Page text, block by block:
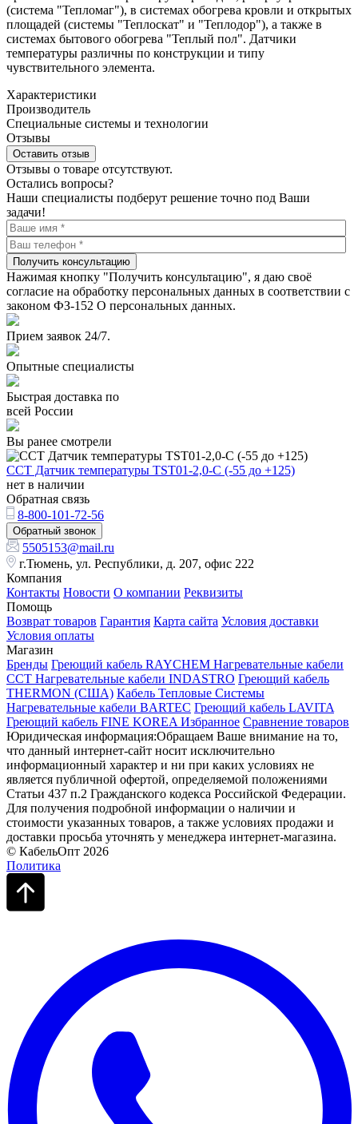
(система "Тепломаг"), в системах обогрева кровли и открытых
площадей (системы "Теплоскат" и "Теплодор"), а также в
системах бытового обогрева "Теплый пол". Датчики
температуры различны по конструкции и типу
чувствительного элемента.
Характеристики
Производитель
Специальные системы и технологии
Отзывы
Оставить отзыв
Отзывы о товаре отсутствуют.
Остались вопросы?
Наши специалисты подберут решение точно под Ваши
задачи!
Получить консультацию
Нажимая кнопку "Получить консультацию", я даю своё
согласие на обработку персональных данных в соответствии с
законом ФЗ-152 О персональных данных.
Прием заявок 24/7.
Опытные специалисты
Быстрая доставка по
всей России
Вы ранее смотрели
ССТ Датчик температуры TST01-2,0-С (-55 до +125)
нет в наличии
Обратная связь
8-800-101-72-56
Обратный звонок
5505153@mail.ru
г.Тюмень, ул. Республики, д. 207, офис 222
Компания
Контакты Новости О компании Реквизиты
Помощь
Возврат товаров Гарантия Карта сайта Условия доставки
Условия оплаты
Магазин
Бренды Греющий кабель RAYCHEM Нагревательные кабели
ССТ Нагревательные кабели INDASTRO Греющий кабель
THERMON (США) Кабель Тепловые Системы
Нагревательные кабели BARTEC Греющий кабель LAVITA
Греющий кабель FINE KOREA Избранное Сравнение товаров
Юридическая информация:Обращаем Ваше внимание на то,
что данный интернет-сайт носит исключительно
информационный характер и ни при каких условиях не
является публичной офертой, определяемой положениями
Статьи 437 п.2 Гражданского кодекса Российской Федерации.
Для получения подробной информации о наличии и
стоимости указанных товаров, а также условиях продажи и
доставки просьба уточнять у менеджера интернет-магазина.
© КабельОпт 2026
Политика